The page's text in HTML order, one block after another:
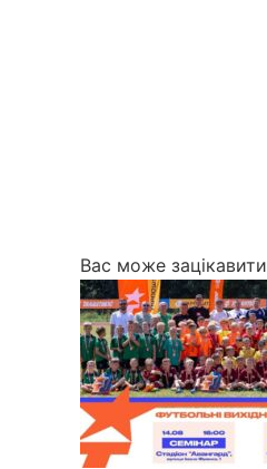
Вас може зацікавити